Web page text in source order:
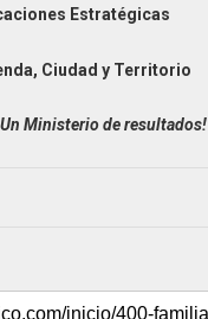
Estratégicas
Ciudad y Territorio
Ministerio de resultados!